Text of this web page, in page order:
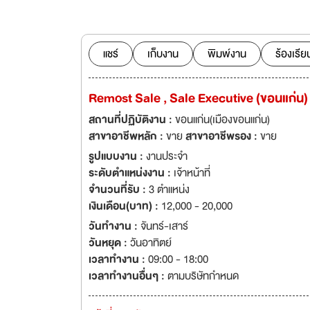
แชร์ เก็บงาน พิมพ์งาน ร้องเรี
Remost Sale , Sale Executive (ขอนแก่น)
สถานที่ปฏิบัติงาน :ขอนแก่น(เมืองขอนแก่น)
สาขาอาชีพหลัก :ขายสาขาอาชีพรอง :ขาย
รูปแบบงาน :งานประจำ
ระดับตำแหน่งงาน : เจ้าหน้าที่
จำนวนที่รับ :3 ตำแหน่ง
เงินเดือน(บาท) : 12,000 - 20,000
วันทำงาน : จันทร์-เสาร์
วันหยุด :วันอาทิตย์
เวลาทำงาน :09:00 - 18:00
เวลาทำงานอื่นๆ :ตามบริษัทกำหนด